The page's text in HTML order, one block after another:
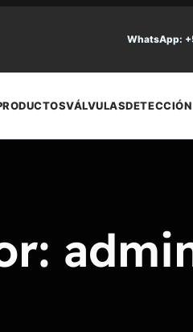
WhatsApp:
VÁLVULAS